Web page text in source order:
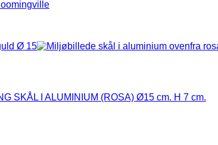
SKÅL I ALUMINIUM (ROSA) Ø15 cm. H 7 cm.